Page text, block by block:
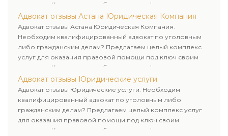
клиентам. Комплексное обслуживание физических и
юридических лиц. Индивидуальный подход к каждому
клиенту.
Адвокат отзывы Астана Юридическая Компания
Адвокат отзывы Астана Юридическая Компания.
Необходим квалифицированный адвокат по уголовным
либо гражданским делам? Предлагаем целый комплекс
услуг для оказания правовой помощи под ключ своим
клиентам. Комплексное обслуживание физических и
юридических лиц. Индивидуальный подход к каждому
клиенту.
Адвокат отзывы Юридические услуги
Адвокат отзывы Юридические услуги. Необходим
квалифицированный адвокат по уголовным либо
гражданским делам? Предлагаем целый комплекс услуг
для оказания правовой помощи под ключ своим
клиентам. Комплексное обслуживание физических и